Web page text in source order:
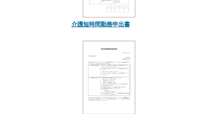
介護短時間勤務申出書